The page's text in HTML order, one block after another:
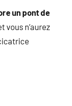
un pont de
vous n’aurez